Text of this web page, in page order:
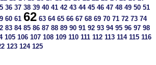
36 37 38 39 40 41 42 43 44 45 46 47 48 49 50 51
60 61 62 63 64 65 66 67 68 69 70 71 72 73 74
83 84 85 86 87 88 89 90 91 92 93 94 95 96 97 98
105 106 107 108 109 110 111 112 113 114 115 116
123 124 125